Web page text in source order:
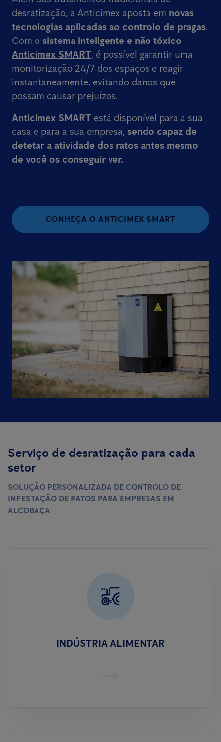
desratização, a Anticimex aposta em novas
tecnologias aplicadas ao controlo de pragas.
Com o sistema inteligente e não tóxico
Anticimex SMART, é possível garantir uma
monitorização 24/7 dos espaços e reagir
instantaneamente, evitando danos que
possam causar prejuízos.
Anticimex SMART está disponível para a sua
casa e para a sua empresa, sendo capaz de
detetar a atividade dos ratos antes mesmo
de você os conseguir ver.
CONHEÇA O ANTICIMEX SMART
Serviço de desratização para cada
setor
SOLUÇÃO PERSONALIZADA DE CONTROLO DE
INFESTAÇÃO DE RATOS PARA EMPRESAS EM
ALCOBAÇA
INDÚSTRIA ALIMENTAR